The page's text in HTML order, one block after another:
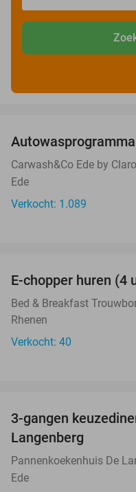
Carwash&Co Ede by Claro
Ede
Verkocht: 1.089
E-chopper huren (4
Bed & Breakfast
Rhenen
Verkocht: 40
3-gangen
Langenberg
Pannenkoekenhuis De
Ede